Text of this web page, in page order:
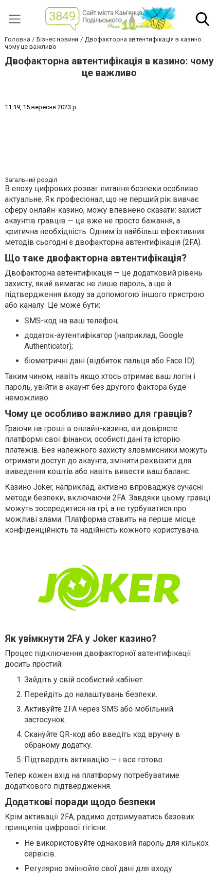
Головна Бізнес новини
Двофакторна автентифікація в казино:
чому це важливо
Двофакторна автентифікація в казино: чому
це важливо
1 1 :19, 1 5 вересня 2023 р.
Загальний розділ
В епоху цифрових розваг питання безпеки особливо
актуальне. Як професіонал, що не перший рік вивчає
сферу онлайн-казино, можу впевнено сказати: захист
акаунтів гравців — це вже не просто бажання, а
критична необхідність. Одним із найбільш ефективних
методів сьогодні є двофакторна автентифікація (2FA).
Що таке двофакторна автентифікація?
Двофакторна автентифікація — це додатковий рівень
захисту, який вимагає не лише пароль, а ще й
підтвердження входу за допомогою іншого пристрою
або каналу. Це може бути:
SMS-код на ваш телефон;
додаток-аутентифікатор (наприклад, Google
Authenticator);
біометричні дані (відбиток пальця або Face ID).
Таким чином, навіть якщо хтось отримає ваш логін і
пароль, увійти в акаунт без другого фактора буде
неможливо.
Чому це особливо важливо для гравців?
Граючи на гроші в онлайн-казино, ви довіряєте
платформі свої фінанси, особисті дані та історію
платежів. Без належного захисту зловмисники можуть
отримати доступ до акаунта, змінити реквізити для
виведення коштів або навіть вивести ваш баланс.
Казино Joker, наприклад, активно впроваджує сучасні
методи безпеки, включаючи 2FA. Завдяки цьому гравці
можуть зосередитися на грі, а не турбуватися про
можливі злами. Платформа ставить на перше місце
конфіденційність та надійність кожного користувача.
Як увімкнути 2FA у Joker казино?
Процес підключення двофакторної автентифікації
досить простий:
Зайдіть у свій особистий кабінет.
Перейдіть до налаштувань безпеки.
Активуйте 2FA через SMS або мобільний
застосунок.
Скануйте QR-код або введіть код вручну в
обраному додатку.
Підтвердіть активацію — і все готово.
Тепер кожен вхід на платформу потребуватиме
додаткового підтвердження.
Додаткові поради щодо безпеки
Крім активації 2FA, радимо дотримуватись базових
принципів цифрової гігієни:
Не використовуйте однаковий пароль для кількох
сервісів.
Регулярно змінюйте свої дані для входу.